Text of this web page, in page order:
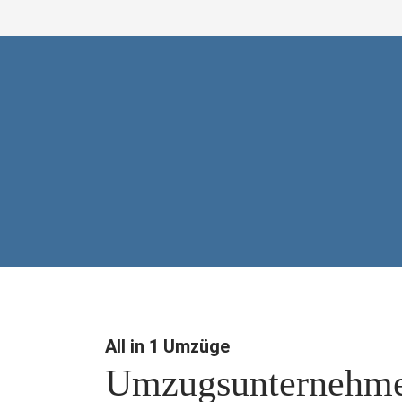
All in 1 Umzüge